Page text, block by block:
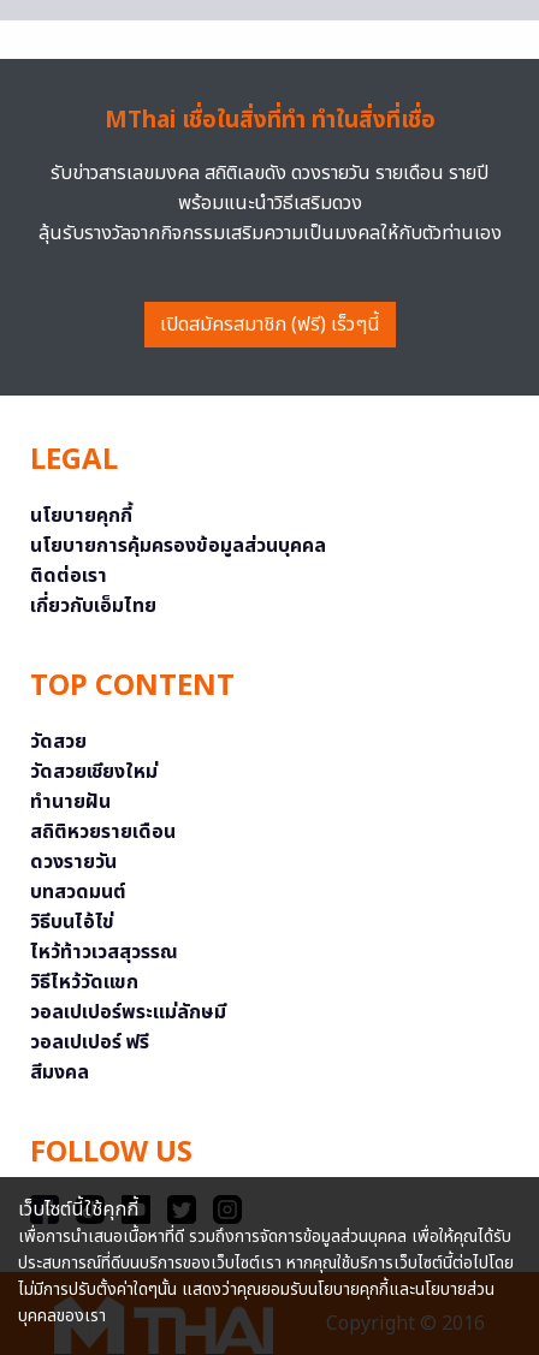
MThai เชื่อในสิ่งที่ทำ ทำในสิ่งที่เชื่อ
รับข่าวสารเลขมงคล สถิติเลขดัง ดวงรายวัน รายเดือน รายปี
พร้อมแนะนำวิธีเสริมดวง
ลุ้นรับรางวัลจากกิจกรรมเสริมความเป็นมงคลให้กับตัวท่านเอง
เปิดสมัครสมาชิก (ฟรี) เร็วๆนี้
LEGAL
นโยบายคุกกี้
นโยบายการคุ้มครองข้อมูลส่วนบุคคล
ติดต่อเรา
เกี่ยวกับเอ็มไทย
TOP CONTENT
วัดสวย
วัดสวยเชียงใหม่
ทำนายฝัน
สถิติหวยรายเดือน
ดวงรายวัน
บทสวดมนต์
วิธีบนไอ้ไข่
ไหว้ท้าวเวสสุวรรณ
วิธีไหว้วัดแขก
วอลเปเปอร์พระแม่ลักษมี
วอลเปเปอร์ ฟรี
สีมงคล
FOLLOW US
Copyright © 2016
เว็บไซต์นี้ใช้คุกกี้
เพื่อการนำเสนอเนื้อหาที่ดี รวมถึงการจัดการข้อมูลส่วนบุคคล เพื่อให้คุณได้รับ
ประสบการณ์ที่ดีบนบริการของเว็บไซต์เรา หากคุณใช้บริการเว็บไซต์นี้ต่อไปโดย
ไม่มีการปรับตั้งค่าใดๆนั้น แสดงว่าคุณยอมรับนโยบายคุกกี้และนโยบายส่วน
บุคคลของเรา